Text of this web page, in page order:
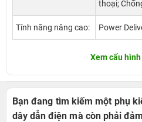
thoại;
Tính năng nâng cao: Power
Xem cấu
Bạn đang tìm kiếm một phụ
dây dẫn điện mà còn phải